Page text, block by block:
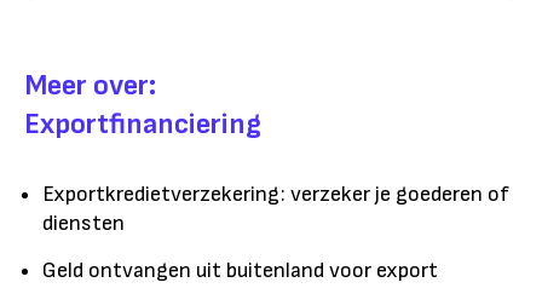
Meer over:
Exportfinanciering
Exportkredietverzekering: verzeker je goederen of
diensten
Geld ontvangen uit buitenland voor export